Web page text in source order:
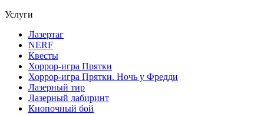
Услуги
Лазертаг
NERF
Квесты
Хоррор-игра Прятки
Хоррор-игра Прятки. Ночь у Фредди
Лазерный тир
Лазерный лабиринт
Кнопочный бой